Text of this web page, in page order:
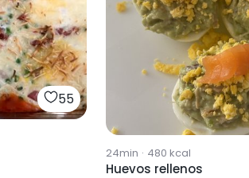
55
24min · 480 kcal
Huevos rellenos